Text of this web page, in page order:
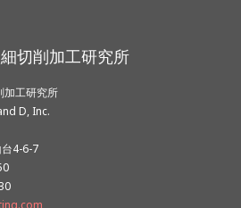
切削加工研究所
加工研究所
D, Inc.
4-6-7